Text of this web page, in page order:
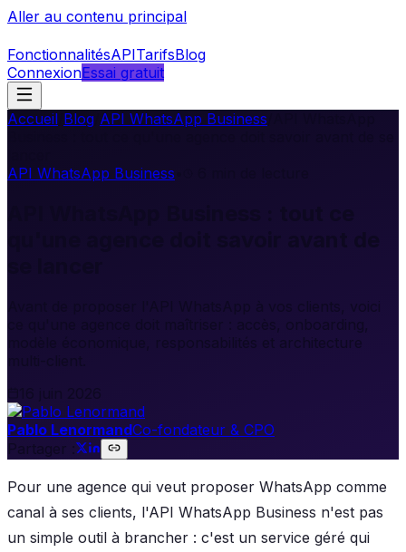
Aller au contenu principal
FonctionnalitésAPITarifsBlog
ConnexionEssai gratuit
Accueil Blog API WhatsApp Business
API WhatsApp Business
ce qu'une agence doit maîtriser : accès, onboarding,
modèle économique, responsabilités et architecture
Pablo LenormandCo-fondateur & CPO
Partager :
Pour une agence qui veut proposer WhatsApp comme
canal à ses clients, l'API WhatsApp Business n'est pas
un simple outil à brancher : c'est un service géré qui